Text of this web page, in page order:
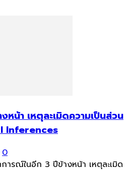
น้า เหตุละเมิดความเป็นส่วน
Inferences
0
ารณ์ในอีก 3 ปีข้างหน้า เหตุละเมิด